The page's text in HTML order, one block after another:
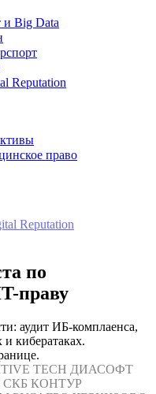
и Big Data
Reputation
право
Reputation
по
праву
аудит ИБ-комплаенса,
кибератаках.
TECH ДИАСОФТ
СКБ КОНТУР